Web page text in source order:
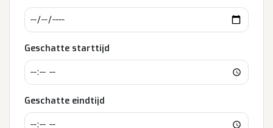
Geschatte starttijd
Geschatte eindtijd